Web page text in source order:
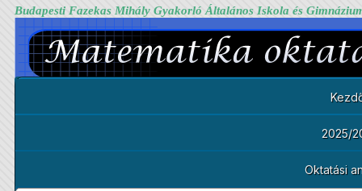
Budapesti Fazekas Mihály Gyakorló Általános Iskola és
2025/
Oktatási